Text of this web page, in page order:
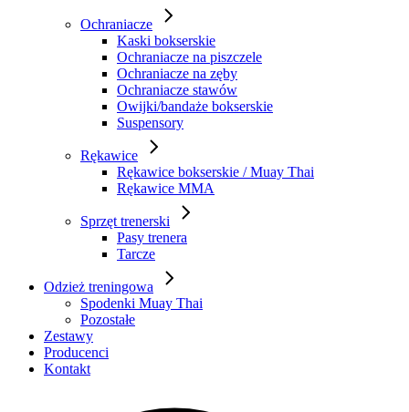
Ochraniacze
Kaski bokserskie
Ochraniacze na piszczele
Ochraniacze na zęby
Ochraniacze stawów
Owijki/bandaże bokserskie
Suspensory
Rękawice
Rękawice bokserskie / Muay Thai
Rękawice MMA
Sprzęt trenerski
Pasy trenera
Tarcze
Odzież treningowa
Spodenki Muay Thai
Pozostałe
Zestawy
Producenci
Kontakt